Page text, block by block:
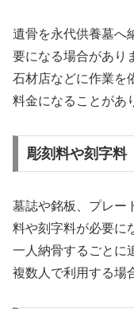
遺骨を永代供養墓へ
要になる場合があり
石材店などに作業を
料金になることがあ
彫刻料や刻字料
墓誌や銘板、プレー
料や刻字料が必要に
一人納骨するごとに
複数人で利用する場